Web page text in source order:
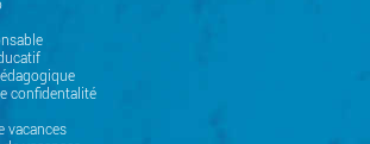
confidentalité
vacances